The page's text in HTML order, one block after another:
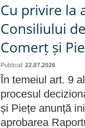
Cu privire la
Consiliului
Comerț și
Publicat: 22.07.2026
În temeiul art. 9
procesul
și Piețe anunță
aprobarea